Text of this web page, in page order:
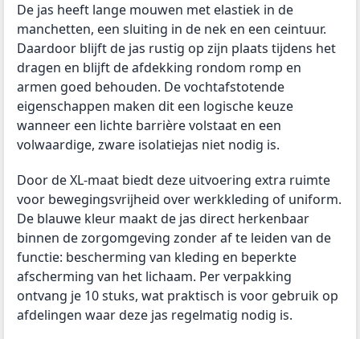
De jas heeft lange mouwen met elastiek in de
manchetten, een sluiting in de nek en een ceintuur.
Daardoor blijft de jas rustig op zijn plaats tijdens het
dragen en blijft de afdekking rondom romp en
armen goed behouden. De vochtafstotende
eigenschappen maken dit een logische keuze
wanneer een lichte barrière volstaat en een
volwaardige, zware isolatiejas niet nodig is.
Door de XL-maat biedt deze uitvoering extra ruimte
voor bewegingsvrijheid over werkkleding of uniform.
De blauwe kleur maakt de jas direct herkenbaar
binnen de zorgomgeving zonder af te leiden van de
functie: bescherming van kleding en beperkte
afscherming van het lichaam. Per verpakking
ontvang je 10 stuks, wat praktisch is voor gebruik op
afdelingen waar deze jas regelmatig nodig is.